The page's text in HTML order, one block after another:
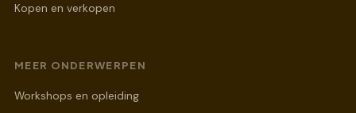
Kopen en verkopen
MEER ONDERWERPEN
Workshops en opleiding